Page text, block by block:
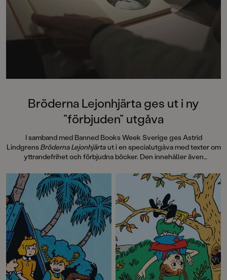
medryckande bilderbok." - Erika
Hallhagen tipsar om årets bästa
böcker för barn och unga i
SvD"Mycket underhållande,
uppslag finns tusen detaljer att
följa familjens hund på dess
sniffande äventyr." - Pia Huss,
DN"En bok som kommer att locka
till skratt hos såväl små som stora." -
BTJ.
Bröderna Lejonhjärta ges ut i ny
”förbjuden” utgåva
I samband med Banned Books Week Sverige ges Astrid
LindgrensBröderna Lejonhjärtaut i en specialutgåva med texter om
yttrandefrihet och förbjudna böcker. Den innehåller även
exemplar, sk Samizdat, via hemliga nätverk i Tjeckoslovakien under
Kalla kriget på 80-talet. Pocketutgåvan avslutas med efterord av
Laurie Halse Anderson, 2023 års mottagare av Astrid Lindgren
Memorial Award, som vi även publicerar här.